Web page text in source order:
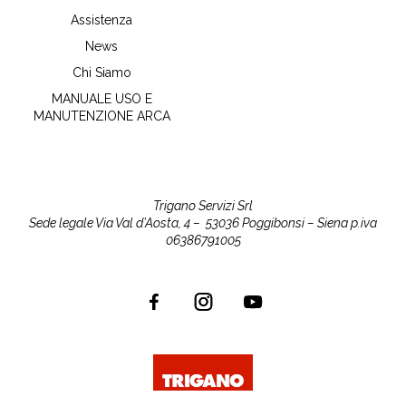
Assistenza
News
Chi Siamo
MANUALE USO E
MANUTENZIONE ARCA
Trigano Servizi Srl
Sede legale Via Val d’Aosta, 4 – 53036 Poggibonsi – Sienap.iva
06386791005